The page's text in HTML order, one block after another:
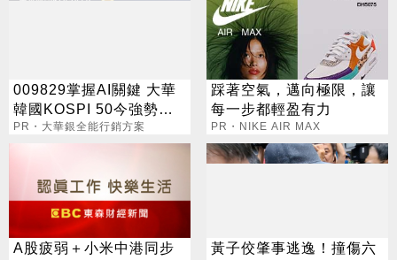
009829掌握AI關鍵 大華
韓國KOSPI 50今強勢開
募
PR・大華銀全能行銷方案
踩著空氣，邁向極限，讓
每一步都輕盈有力
PR・NIKE AIR MAX
A股疲弱＋小米中港同步
黃子佼肇事逃逸！撞傷六